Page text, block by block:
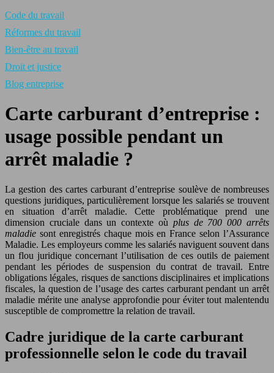
Code du travail
Réformes du travail
Bien-être au travail
Droit et justice
Blog entreprise
Carte carburant d’entreprise :
usage possible pendant un
arrêt maladie ?
La gestion des cartes carburant d’entreprise soulève de nombreuses
questions juridiques, particulièrement lorsque les salariés se trouvent
en situation d’arrêt maladie. Cette problématique prend une
dimension cruciale dans un contexte où plus de 700 000 arrêts
maladie sont enregistrés chaque mois en France selon l’Assurance
Maladie. Les employeurs comme les salariés naviguent souvent dans
un flou juridique concernant l’utilisation de ces outils de paiement
pendant les périodes de suspension du contrat de travail. Entre
obligations légales, risques de sanctions disciplinaires et implications
fiscales, la question de l’usage des cartes carburant pendant un arrêt
maladie mérite une analyse approfondie pour éviter tout malentendu
susceptible de compromettre la relation de travail.
Cadre juridique de la carte carburant
professionnelle selon le code du travail